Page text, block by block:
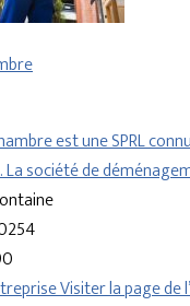
est une SPRL
société de
Visiter la page de